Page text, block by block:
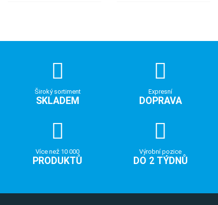
Široký sortiment
SKLADEM
Expresní
DOPRAVA
Více než 10 000
PRODUKTŮ
Výrobní pozice
DO 2 TÝDNŮ